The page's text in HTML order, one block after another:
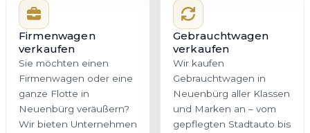
Firmenwagen
verkaufen
Sie möchten einen
Firmenwagen oder eine
ganze Flotte in
Neuenbürg veräußern?
Wir bieten Unternehmen
Gebrauchtwagen
verkaufen
Wir kaufen
Gebrauchtwagen in
Neuenbürg aller Klassen
und Marken an – vom
gepflegten Stadtauto bis